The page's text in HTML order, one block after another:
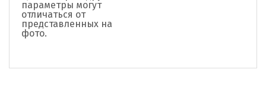
параметры могут
отличаться от
представленных на
фото.